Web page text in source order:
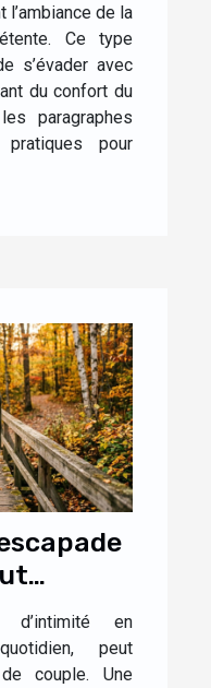
de la
Ce type
s’évader avec
du confort du
paragraphes
pour
d’intimité en
peut
couple. Une